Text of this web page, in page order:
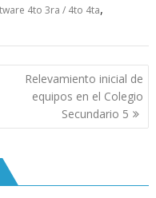
4to 3ra / 4to 4ta,
Relevamiento inicial de
equipos en el Colegio
Secundario 5